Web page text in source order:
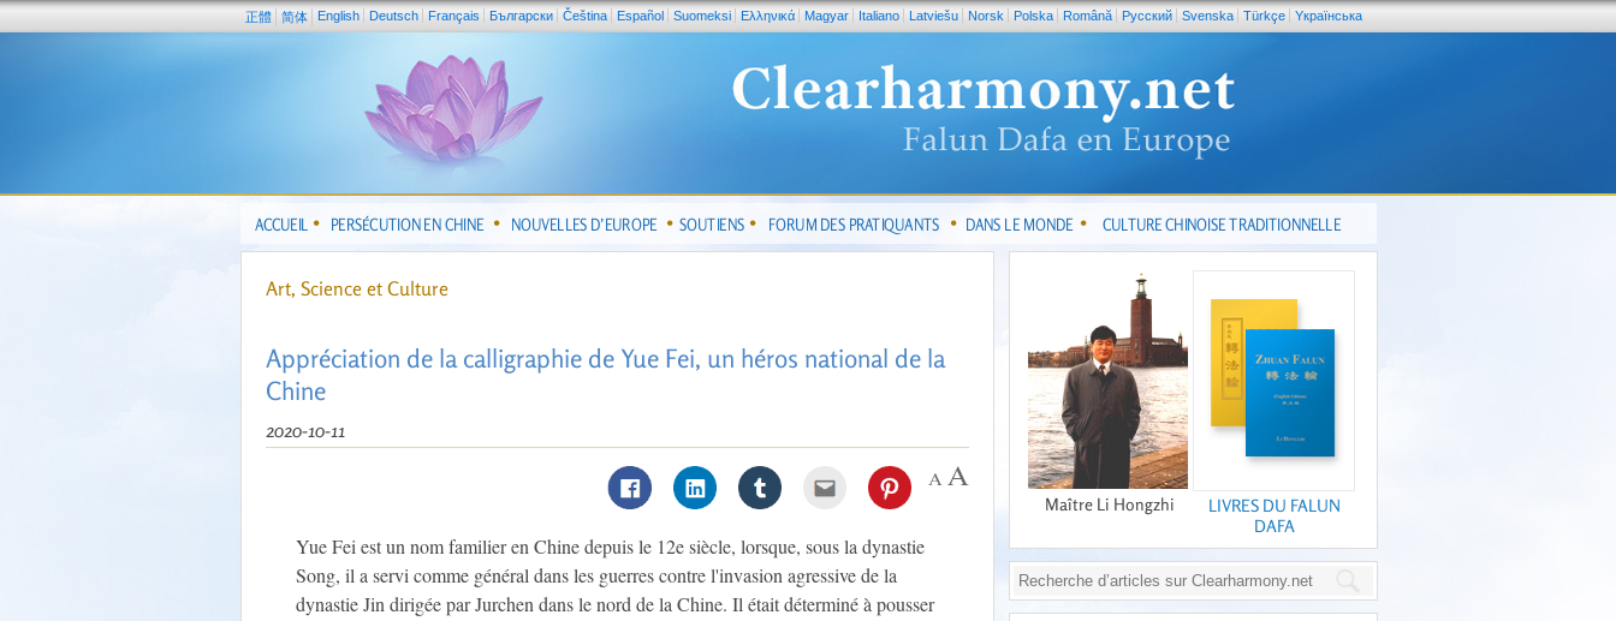
正體 简体 English Deutsch Français Български Čeština Español Suomeksi Ελληνικά Magyar Italiano Latviešu Norsk Polska Română Pусский Svenska Türkçe Yкраїнська
ACCUEIL PERSÉCUTION EN CHINE NOUVELLES D’EUROPE SOUTIENS FORUM DES PRATIQUANTS DANS LE MONDE CULTURE CHINOISE TRADITIONNELLE
Art, Science et Culture
Appréciation de la calligraphie de Yue Fei, un héros national de la
Chine
2020-10-11
Yue Fei est un nom familier en Chine depuis le 12e siècle, lorsque, sous la dynastie
Song, il a servi comme général dans les guerres contre l'invasion agressive de la
dynastie Jin dirigée par Jurchen dans le nord de la Chine. Il était déterminé à pousser
Maître Li Hongzhi
LIVRES DU FALUN
DAFA